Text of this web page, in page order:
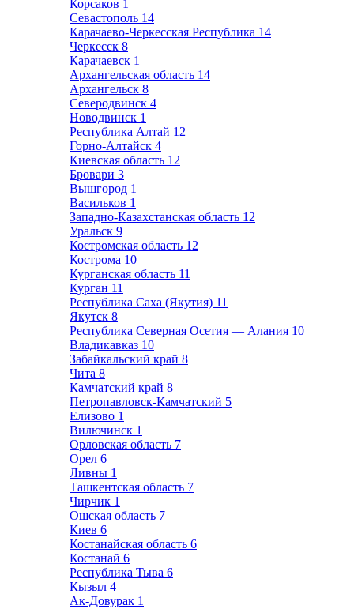
Корсаков 1
Севастополь 14
Карачаево-Черкесская Республика 14
Черкесск 8
Карачаевск 1
Архангельская область 14
Архангельск 8
Северодвинск 4
Новодвинск 1
Республика Алтай 12
Горно-Алтайск 4
Киевская область 12
Бровари 3
Вышгород 1
Васильков 1
Западно-Казахстанская область 12
Уральск 9
Костромская область 12
Кострома 10
Курганская область 11
Курган 11
Республика Саха (Якутия) 11
Якутск 8
Республика Северная Осетия — Алания 10
Владикавказ 10
Забайкальский край 8
Чита 8
Камчатский край 8
Петропавловск-Камчатский 5
Елизово 1
Вилючинск 1
Орловская область 7
Орел 6
Ливны 1
Ташкентская область 7
Чирчик 1
Ошская область 7
Киев 6
Костанайская область 6
Костанай 6
Республика Тыва 6
Кызыл 4
Ак-Довурак 1